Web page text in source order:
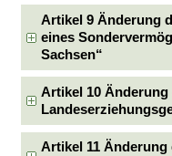
Artikel 9 Änderung
eines
Sachsen“
Artikel 10 Änderung
Artikel 11 Änderung